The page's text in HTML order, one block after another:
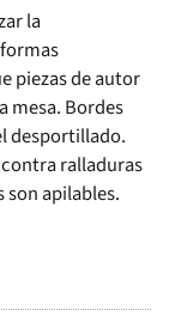
la
piezas de autor
mesa. Bordes
desportillado.
ralladuras
son apilables.